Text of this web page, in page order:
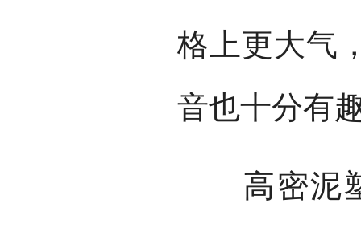
格上更大气
音也十分有
高密泥塑